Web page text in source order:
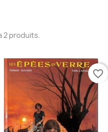
2 produits.
favorite_border